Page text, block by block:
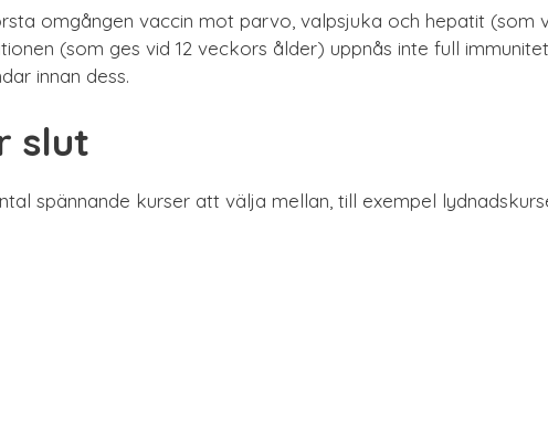
omgången vaccin mot parvo, valpsjuka och hepatit (som
(som ges vid 12 veckors ålder) uppnås inte full
innan dess.
slut
spännande kurser att välja mellan, till exempel